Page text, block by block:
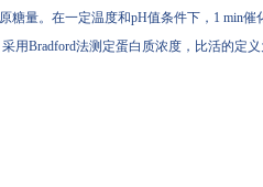
量。在一定温度和pH值条件下，1
采用Bradford法测定蛋白质浓度，比活的定义